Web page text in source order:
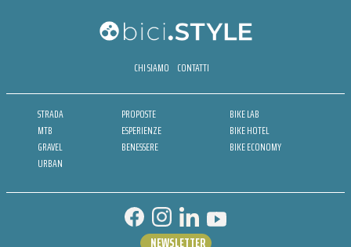
CHI SIAMO CONTATTI
STRADA
MTB
GRAVEL
URBAN
PROPOSTE
ESPERIENZE
BENESSERE
BIKE LAB
BIKE HOTEL
BIKE ECONOMY
NEWSLETTER